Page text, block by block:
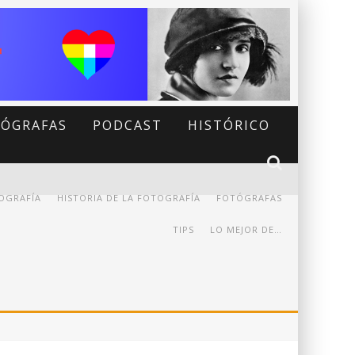
PODCAST HISTÓRICO
FOTÓGRAFAS
HISTORIA DE LA FOTOGRAFÍA
LO MEJOR DE…
TIPS